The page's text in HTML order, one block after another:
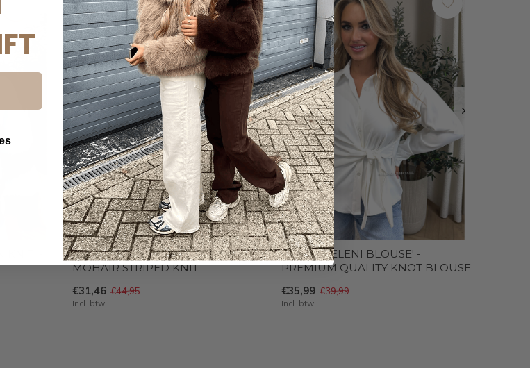
-30%
CHOCO/PINK - 'CHEYENN KNIT' -
MOHAIR STRIPED KNIT
€31,46 €44,95
Incl. btw
-10%
WHITE - 'ELENI BLOUSE' -
PREMIUM QUALITY KNOT BLOUSE
€35,99 €39,99
Incl. btw